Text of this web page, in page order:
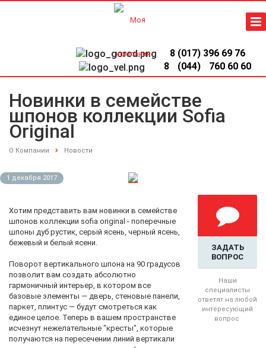
8 (017) 396 69 76
8
(044) 760 60 60
Новинки в семействе
шпонов коллекции Sofia
Original
О Компании Новости
ЗАДАТЬ
ВОПРОС
Наши
специалисты
ответят на любой
интересующий
вопрос
1 декабря 2017
Хотим представить вам новинки в семействе
шпонов коллекции sofia original - поперечные
шпоны дуб рустик, серый ясень, черный ясень,
бежевый и белый ясени.
Поворот вертикального шпона на 90 градусов
позволит вам создать абсолютно
гармоничный интерьер, в котором все
базовые элементы — дверь, стеновые панели,
паркет, плинтус — будут смотреться как
единое целое. Теперь в вашем пространстве
исчезнут нежелательные "кресты", которые
получаются на пересечении линий вертикали